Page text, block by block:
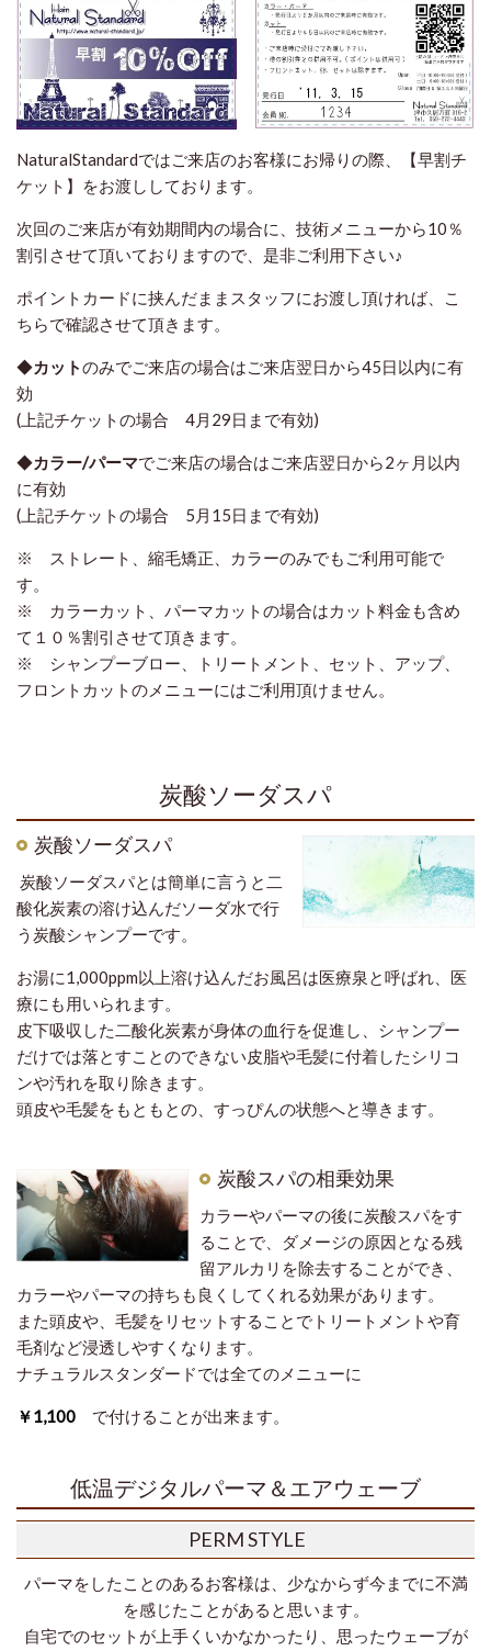
NaturalStandardではご来店のお客様にお帰りの際、【早割チ
ケット】をお渡ししております。
次回のご来店が有効期間内の場合に、技術メニューから10％
割引させて頂いておりますので、是非ご利用下さい♪
ポイントカードに挟んだままスタッフにお渡し頂ければ、こ
ちらで確認させて頂きます。
◆カットのみでご来店の場合はご来店翌日から45日以内に有
効
(上記チケットの場合 4月29日まで有効)
◆カラー/パーマでご来店の場合はご来店翌日から2ヶ月以内
に有効
(上記チケットの場合 5月15日まで有効)
※ ストレート、縮毛矯正、カラーのみでもご利用可能で
す。
※ カラーカット、パーマカットの場合はカット料金も含め
て１０％割引させて頂きます。
※ シャンプーブロー、トリートメント、セット、アップ、
フロントカットのメニューにはご利用頂けません。
炭酸ソーダスパ
炭酸ソーダスパ
炭酸ソーダスパとは簡単に言うと二
酸化炭素の溶け込んだソーダ水で行
う炭酸シャンプーです。
お湯に1,000ppm以上溶け込んだお風呂は医療泉と呼ばれ、医
療にも用いられます。
皮下吸収した二酸化炭素が身体の血行を促進し、シャンプー
だけでは落とすことのできない皮脂や毛髪に付着したシリコ
ンや汚れを取り除きます。
頭皮や毛髪をもともとの、すっぴんの状態へと導きます。
炭酸スパの相乗効果
カラーやパーマの後に炭酸スパをす
ることで、ダメージの原因となる残
留アルカリを除去することができ、
カラーやパーマの持ちも良くしてくれる効果があります。
また頭皮や、毛髪をリセットすることでトリートメントや育
毛剤など浸透しやすくなります。
ナチュラルスタンダードでは全てのメニューに
￥1,100 で付けることが出来ます。
低温デジタルパーマ＆エアウェーブ
PERM STYLE
パーマをしたことのあるお客様は、少なからず今までに不満
を感じたことがあると思います。
自宅でのセットが上手くいかなかったり、思ったウェーブが